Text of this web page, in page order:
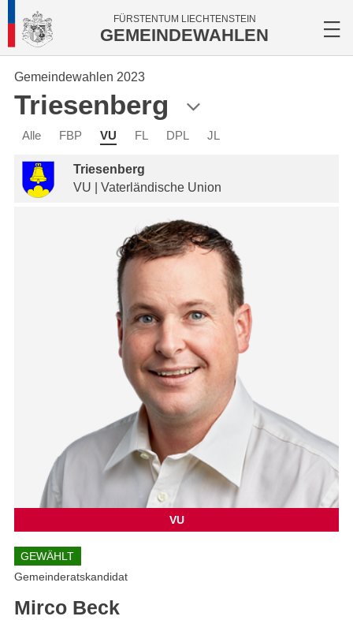
FÜRSTENTUM LIECHTENSTEIN
GEMEINDEWAHLEN
Gemeindewahlen 2023
Triesenberg
Alle FBP VU FL DPL JL
Triesenberg
VU | Vaterländische Union
VU
GEWÄHLT
Gemeinderatskandidat
Mirco Beck